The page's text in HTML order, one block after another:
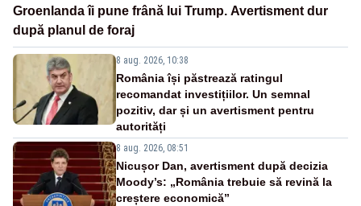
Groenlanda îi pune frână lui Trump. Avertisment dur
după planul de foraj
8 aug. 2026, 10:38
România își păstrează ratingul
recomandat investițiilor. Un semnal
pozitiv, dar și un avertisment pentru
autorități
8 aug. 2026, 08:51
Nicușor Dan, avertisment după decizia
Moody’s: „România trebuie să revină la
creștere economică”